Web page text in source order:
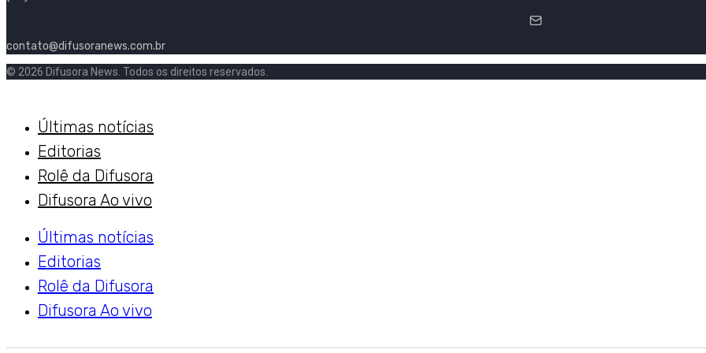
contato@difusoranews.com.br
© 2026 Difusora News. Todos os direitos reservados.
Últimas notícias
Editorias
Rolê da Difusora
Difusora Ao vivo
Últimas notícias
Editorias
Rolê da Difusora
Difusora Ao vivo